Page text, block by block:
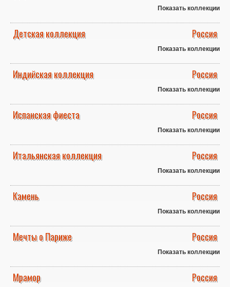
Показать коллекции
Детская коллекция Россия
Показать коллекции
Индийская коллекция Россия
Показать коллекции
Испанская фиеста Россия
Показать коллекции
Итальянская коллекция Россия
Показать коллекции
Камень Россия
Показать коллекции
Мечты о Париже Россия
Показать коллекции
Мрамор Россия